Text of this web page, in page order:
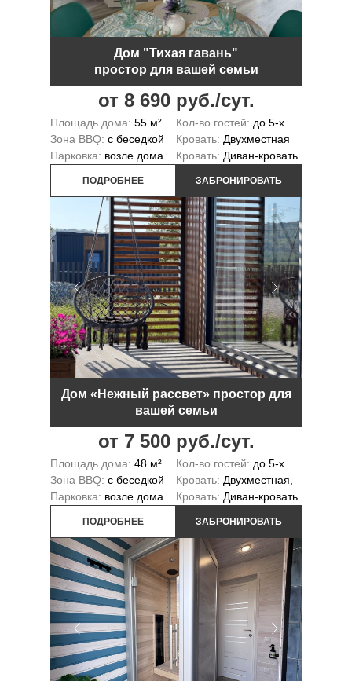
Дом "Тихая гавань"
простор для вашей семьи
от 8 690 руб./сут.
Площадь дома: 55 м²
Зона BBQ: с беседкой
Парковка: возле дома
Кол-во гостей: до 5-х
Кровать: Двухместная
Кровать: Диван-кровать
ПОДРОБНЕЕ ЗАБРОНИРОВАТЬ
Дом «Нежный рассвет» простор для
вашей семьи
от 7 500 руб./сут.
Площадь дома: 48 м²
Зона BBQ: с беседкой
Парковка: возле дома
Кол-во гостей: до 5-х
Кровать: Двухместная,
Кровать: Диван-кровать
ПОДРОБНЕЕ ЗАБРОНИРОВАТЬ